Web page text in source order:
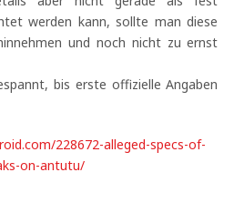
werden kann, sollte man diese
und noch nicht zu ernst
bis erste offizielle Angaben
228672-alleged-specs-of-
on-antutu/